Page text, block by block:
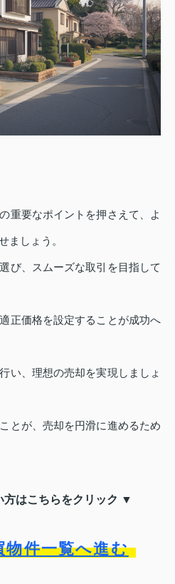
重要なポイントを押さえて、よ
ましょう。
び、スムーズな取引を目指して
正価格を設定することが成功へ
い、理想の売却を実現しましょ
とが、売却を円滑に進めるため
はこちらをクリック ▼
物件一覧へ進む